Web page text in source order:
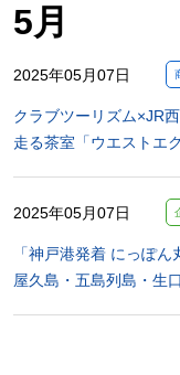
5月
2025年05月07日
クラブツーリズム×JR
走る茶室「ウエストエ
2025年05月07日
「神戸港発着 にっぽ
屋久島・五島列島・生